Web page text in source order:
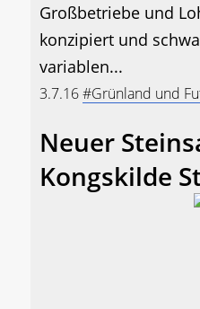
Großbetriebe und
konzipiert und
variablen...
3.7.16#Grünland und
Neuer
Kongskilde